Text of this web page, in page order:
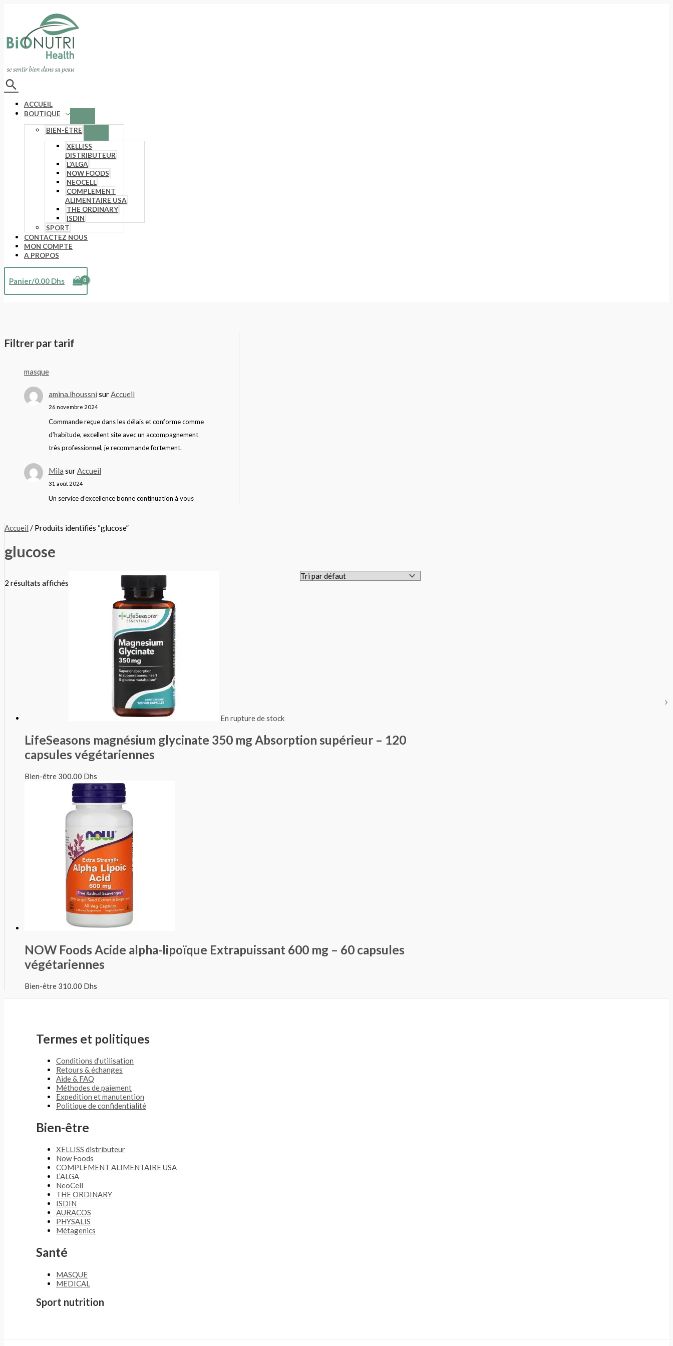
Rechercher
ACCUEIL
BOUTIQUE
BIEN-ÊTRE
XELLISS
DISTRIBUTEUR
L’ALGA
NOW FOODS
NEOCELL
COMPLEMENT
ALIMENTAIRE USA
THE ORDINARY
ISDIN
SPORT
CONTACTEZ NOUS
MON COMPTE
A PROPOS
Panier/0.00 Dhs
Filtrer par tarif
masque
amina.lhoussni surAccueil
26 novembre 2024
Commande reçue dans les délais et conforme comme
d’habitude, excellent site avec un accompagnement
très professionnel, je recommande fortement.
Mila surAccueil
31 août 2024
Un service d’excellence bonne continuation à vous
Accueil / Produits identifiés “glucose”
glucose
2 résultats affichés
En rupture de stock
LifeSeasons magnésium glycinate 350 mg Absorption supérieur – 120
capsules végétariennes
Bien-être 300.00 Dhs
NOW Foods Acide alpha-lipoïque Extrapuissant 600 mg – 60 capsules
végétariennes
Bien-être 310.00 Dhs
Termes et politiques
Conditions d’utilisation
Retours & échanges
Aide & FAQ
Méthodes de paiement
Expedition et manutention
Politique de confidentialité
Bien-être
XELLISS distributeur
Now Foods
COMPLEMENT ALIMENTAIRE USA
L’ALGA
NeoCell
THE ORDINARY
ISDIN
AURACOS
PHYSALIS
Métagenics
Santé
MASQUE
MEDICAL
Sport nutrition